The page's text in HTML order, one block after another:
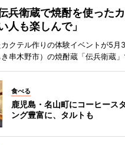
兵衛蔵で焼酎を使った
も楽しんで」
クテル作りの体験イベントが5月
串木野市）の焼酎蔵「伝兵衛蔵」
食べる
鹿児島・名山町にコーヒー
ング豊富に、タルトも